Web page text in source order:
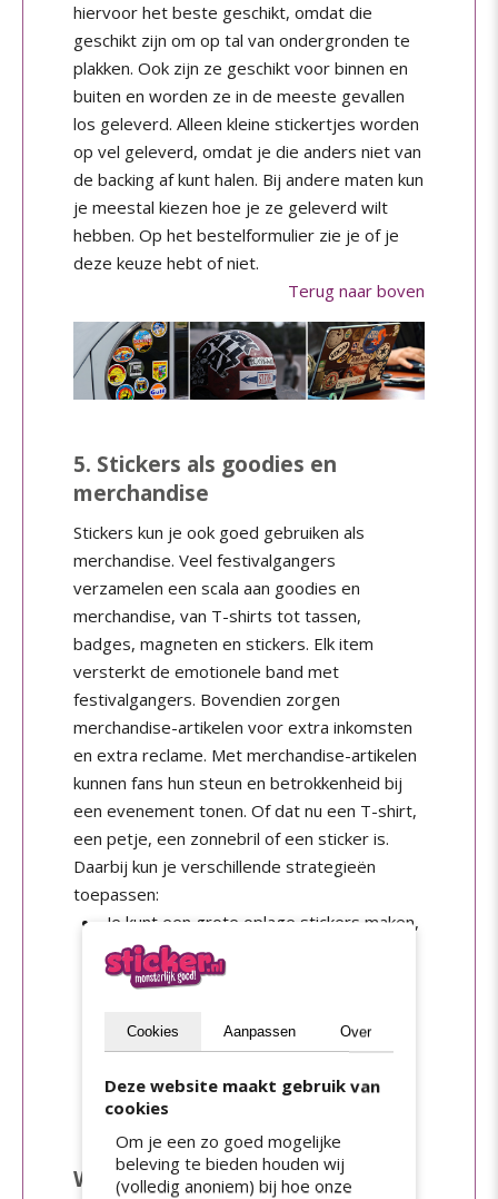
hiervoor het beste geschikt, omdat die
geschikt zijn om op tal van ondergronden te
plakken. Ook zijn ze geschikt voor binnen en
buiten en worden ze in de meeste gevallen
los geleverd. Alleen kleine stickertjes worden
op vel geleverd, omdat je die anders niet van
de backing af kunt halen. Bij andere maten kun
je meestal kiezen hoe je ze geleverd wilt
hebben. Op het bestelformulier zie je of je
deze keuze hebt of niet.
Terug naar boven
5. Stickers als goodies en
merchandise
Stickers kun je ook goed gebruiken als
merchandise. Veel festivalgangers
verzamelen een scala aan goodies en
merchandise, van T-shirts tot tassen,
badges, magneten en stickers. Elk item
versterkt de emotionele band met
festivalgangers. Bovendien zorgen
merchandise-artikelen voor extra inkomsten
en extra reclame. Met merchandise-artikelen
kunnen fans hun steun en betrokkenheid bij
een evenement tonen. Of dat nu een T-shirt,
een petje, een zonnebril of een sticker is.
Daarbij kun je verschillende strategieën
toepassen:
Je kunt een grote oplage stickers maken,
zodat iedereen een sticker kan kopen.
Je kunt een beperkte oplage stickers
item wordt.
Je kunt een beperkte oplage stickers
maken en die aan sponsors en andere
partners uitdelen.
Welke stickersoorten zijn
Cookies Aanpassen Over
Deze website maakt gebruik van
cookies
Om je een zo goed mogelijke
beleving te bieden houden wij
(volledig anoniem) bij hoe onze